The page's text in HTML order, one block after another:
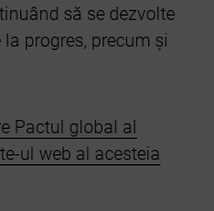
să se dezvolte
progres, precum și
Pactul global al
ul web al acesteia